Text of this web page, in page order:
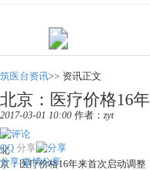
筑医台资讯>> 资讯正文
北京：医疗价格16
2017-03-01 10:00 作者： zyt
分享
QQ
分享 微博分享
北
京：医疗价格16年来首次启动调整